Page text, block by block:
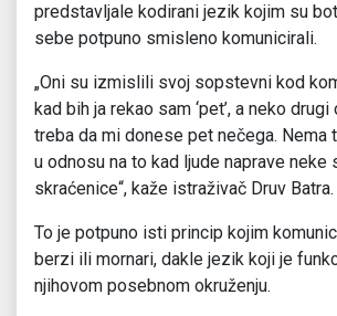
predstavljale kodirani jezik kojim su
sebe potpuno smisleno komunicirali.
„Oni su izmislili svoj sopstevni kod
kad bih ja rekao sam ‘pet’, a neko
treba da mi donese pet nečega. Nema
u odnosu na to kad ljude naprave neke
skraćenice“, kaže istraživač Druv Batra.
To je potpuno isti princip kojim
berzi ili mornari, dakle jezik koji je
njihovom posebnom okruženju.